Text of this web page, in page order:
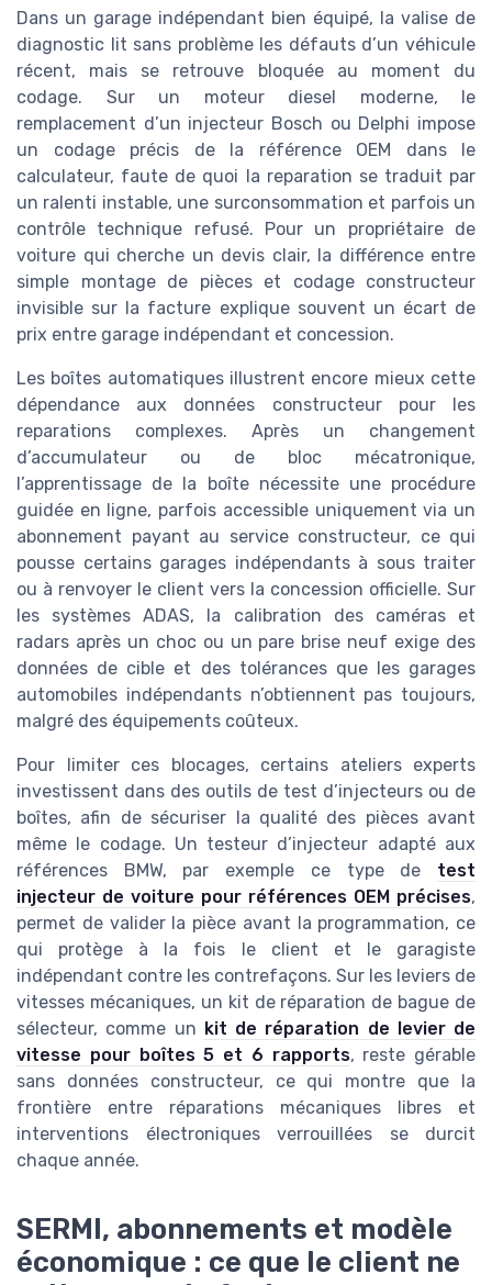
Dans un garage indépendant bien équipé, la valise de
diagnostic lit sans problème les défauts d’un véhicule
récent, mais se retrouve bloquée au moment du
codage. Sur un moteur diesel moderne, le
remplacement d’un injecteur Bosch ou Delphi impose
un codage précis de la référence OEM dans le
calculateur, faute de quoi la reparation se traduit par
un ralenti instable, une surconsommation et parfois un
contrôle technique refusé. Pour un propriétaire de
voiture qui cherche un devis clair, la différence entre
simple montage de pièces et codage constructeur
invisible sur la facture explique souvent un écart de
prix entre garage indépendant et concession.
Les boîtes automatiques illustrent encore mieux cette
dépendance aux données constructeur pour les
reparations complexes. Après un changement
d’accumulateur ou de bloc mécatronique,
l’apprentissage de la boîte nécessite une procédure
guidée en ligne, parfois accessible uniquement via un
abonnement payant au service constructeur, ce qui
pousse certains garages indépendants à sous traiter
ou à renvoyer le client vers la concession officielle. Sur
les systèmes ADAS, la calibration des caméras et
radars après un choc ou un pare brise neuf exige des
données de cible et des tolérances que les garages
automobiles indépendants n’obtiennent pas toujours,
malgré des équipements coûteux.
Pour limiter ces blocages, certains ateliers experts
investissent dans des outils de test d’injecteurs ou de
boîtes, afin de sécuriser la qualité des pièces avant
même le codage. Un testeur d’injecteur adapté aux
références BMW, par exemple ce type de test
injecteur de voiture pour références OEM précises,
permet de valider la pièce avant la programmation, ce
qui protège à la fois le client et le garagiste
indépendant contre les contrefaçons. Sur les leviers de
vitesses mécaniques, un kit de réparation de bague de
sélecteur, comme un kit de réparation de levier de
vitesse pour boîtes 5 et 6 rapports, reste gérable
sans données constructeur, ce qui montre que la
frontière entre réparations mécaniques libres et
interventions électroniques verrouillées se durcit
chaque année.
SERMI, abonnements et modèle
économique : ce que le client ne